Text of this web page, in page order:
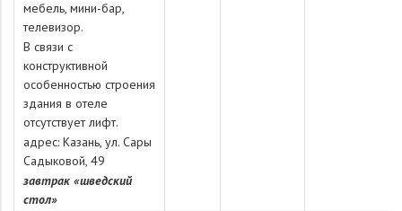
мебель, мини-бар,
телевизор.
В связи с
конструктивной
особенностью строения
здания в отеле
отсутствует лифт.
адрес: Казань, ул. Сары
Садыковой, 49
завтрак «шведский
стол»